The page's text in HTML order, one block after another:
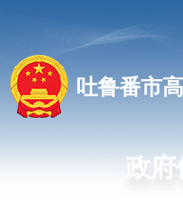
吐鲁番市
政